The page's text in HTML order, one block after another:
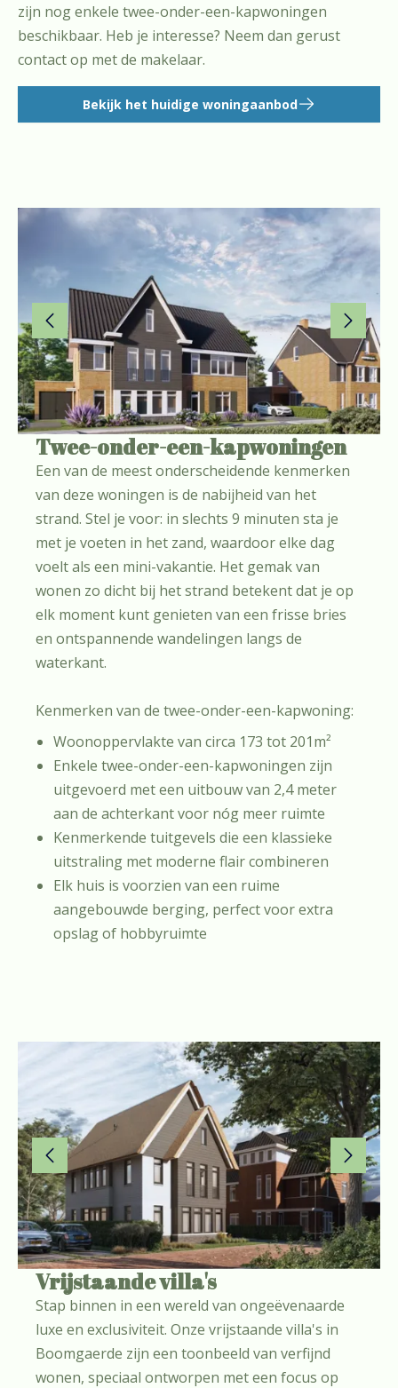
zijn nog enkele twee-onder-een-kapwoningen
beschikbaar. Heb je interesse? Neem dan gerust
contact op met de makelaar.
Bekijk het huidige woningaanbod
Twee-onder-een-kapwoningen
Een van de meest onderscheidende kenmerken
van deze woningen is de nabijheid van het
strand. Stel je voor: in slechts 9 minuten sta je
met je voeten in het zand, waardoor elke dag
voelt als een mini-vakantie. Het gemak van
wonen zo dicht bij het strand betekent dat je op
elk moment kunt genieten van een frisse bries
en ontspannende wandelingen langs de
waterkant.
Kenmerken van de twee-onder-een-kapwoning:
Woonoppervlakte van circa 173 tot 201m²
Enkele twee-onder-een-kapwoningen zijn
uitgevoerd met een uitbouw van 2,4 meter
aan de achterkant voor nóg meer ruimte
Kenmerkende tuitgevels die een klassieke
uitstraling met moderne flair combineren
Elk huis is voorzien van een ruime
aangebouwde berging, perfect voor extra
opslag of hobbyruimte
Vrijstaande villa's
Stap binnen in een wereld van ongeëvenaarde
luxe en exclusiviteit. Onze vrijstaande villa's in
Boomgaerde zijn een toonbeeld van verfijnd
wonen, speciaal ontworpen met een focus op